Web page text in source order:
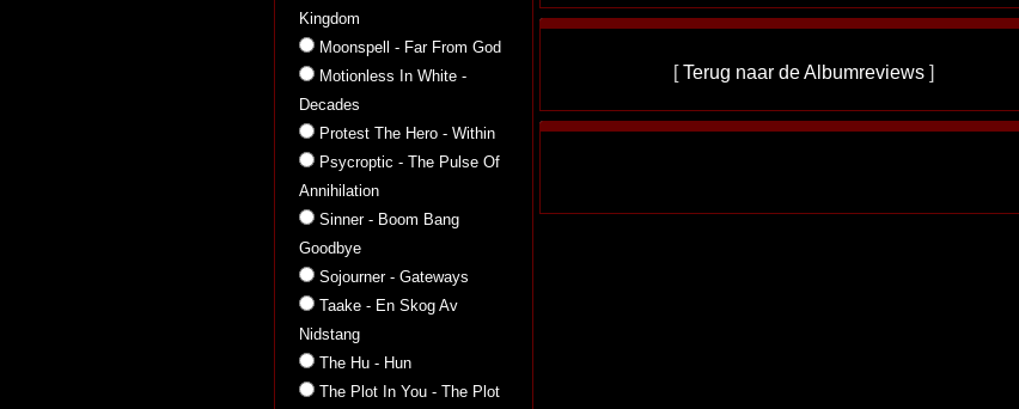
Kingdom
Moonspell - Far From God
Motionless In White -
Decades
Protest The Hero - Within
Psycroptic - The Pulse Of
Annihilation
Sinner - Boom Bang
Goodbye
Sojourner - Gateways
Taake - En Skog Av
Nidstang
The Hu - Hun
The Plot In You - The Plot
[Terug naar de Albumreviews ]